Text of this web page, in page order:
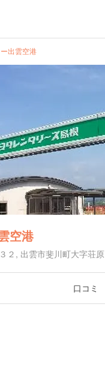
出雲空港
空港
２, 出雲市斐川町大字荘原
口コミ